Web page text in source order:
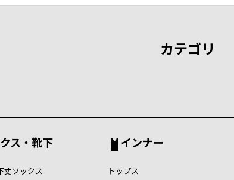
カテゴリ
ス・靴下
丈ソックス
インナー
トップス